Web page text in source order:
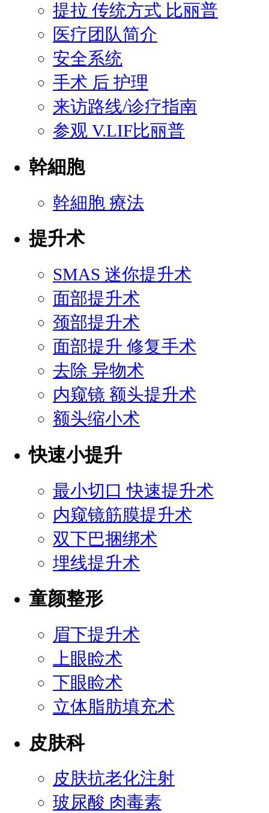
提拉 传统方式 比丽普
医疗团队简介
安全系统
手术 后 护理
来访路线/诊疗指南
参观 V.LIF比丽普
幹細胞
幹細胞 療法
提升术
SMAS 迷你提升术
面部提升术
颈部提升术
面部提升 修复手术
去除 异物术
内窥镜 额头提升术
额头缩小术
快速小提升
最小切口 快速提升术
内窥镜筋膜提升术
双下巴捆绑术
埋线提升术
童颜整形
眉下提升术
上眼睑术
下眼睑术
立体脂肪填充术
皮肤科
皮肤抗老化注射
玻尿酸 肉毒素